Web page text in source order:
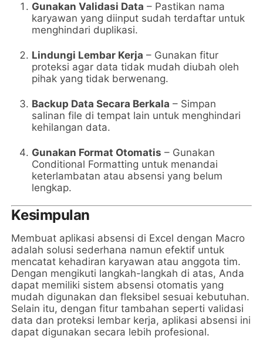
Gunakan Validasi Data – Pastikan nama
karyawan yang diinput sudah terdaftar untuk
menghindari duplikasi.
Lindungi Lembar Kerja – Gunakan fitur
proteksi agar data tidak mudah diubah oleh
pihak yang tidak berwenang.
Backup Data Secara Berkala – Simpan
salinan file di tempat lain untuk menghindari
kehilangan data.
Gunakan Format Otomatis – Gunakan
Conditional Formatting untuk menandai
keterlambatan atau absensi yang belum
lengkap.
Kesimpulan
Membuat aplikasi absensi di Excel dengan Macro
adalah solusi sederhana namun efektif untuk
mencatat kehadiran karyawan atau anggota tim.
Dengan mengikuti langkah-langkah di atas, Anda
dapat memiliki sistem absensi otomatis yang
mudah digunakan dan fleksibel sesuai kebutuhan.
Selain itu, dengan fitur tambahan seperti validasi
data dan proteksi lembar kerja, aplikasi absensi ini
dapat digunakan secara lebih profesional.